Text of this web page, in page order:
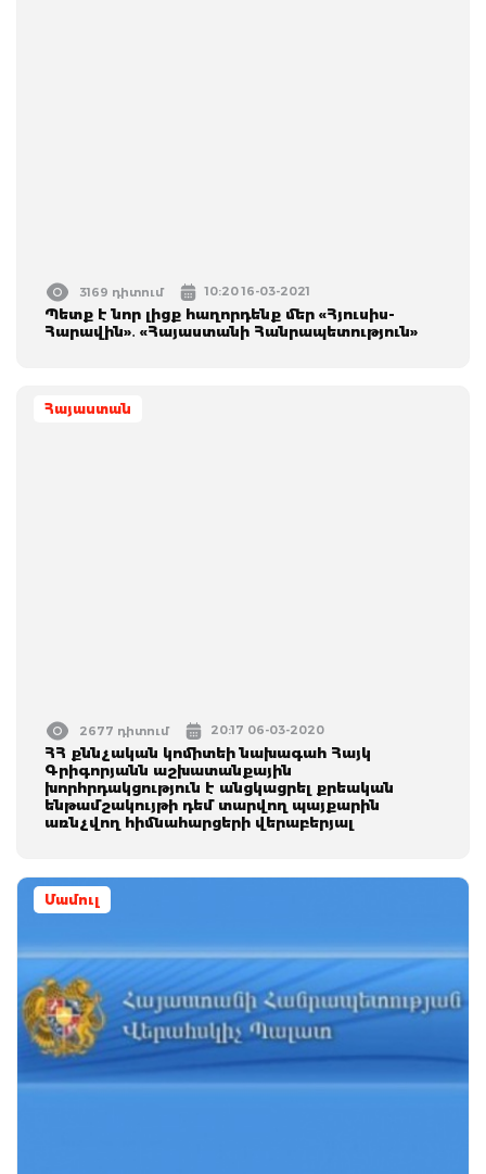
3169 դիտում 10:20 16-03-2021
Պետք է նոր լիցք հաղորդենք մեր «Հյուսիս-
Հարավին»․ «Հայաստանի Հանրապետություն»
Հայաստան
2677 դիտում 20:17 06-03-2020
ՀՀ քննչական կոմիտեի նախագահ Հայկ
Գրիգորյանն աշխատանքային
խորհրդակցություն է անցկացրել քրեական
ենթամշակույթի դեմ տարվող պայքարին
առնչվող հիմնահարցերի վերաբերյալ
Մամուլ